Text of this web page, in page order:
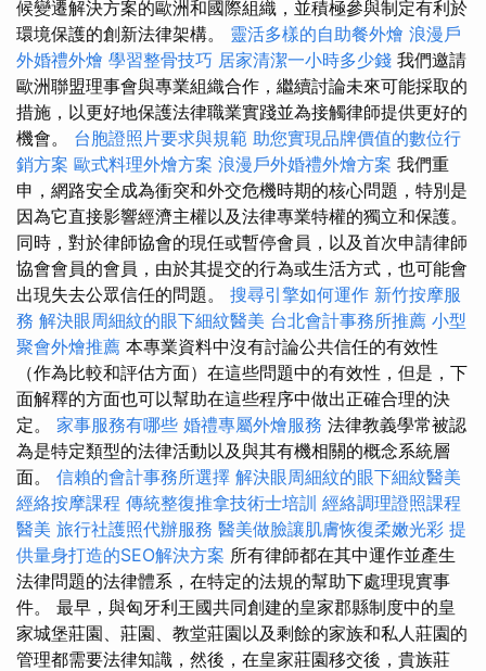
候變遷解決方案的歐洲和國際組織，並積極參與制定有利於
環境保護的創新法律架構。 靈活多樣的自助餐外燴 浪漫戶
外婚禮外燴 學習整骨技巧 居家清潔一小時多少錢 我們邀請
歐洲聯盟理事會與專業組織合作，繼續討論未來可能採取的
措施，以更好地保護法律職業實踐並為接觸律師提供更好的
機會。 台胞證照片要求與規範 助您實現品牌價值的數位行
銷方案 歐式料理外燴方案 浪漫戶外婚禮外燴方案 我們重
申，網路安全成為衝突和外交危機時期的核心問題，特別是
因為它直接影響經濟主權以及法律專業特權的獨立和保護。
同時，對於律師協會的現任或暫停會員，以及首次申請律師
協會會員的會員，由於其提交的行為或生活方式，也可能會
出現失去公眾信任的問題。 搜尋引擎如何運作 新竹按摩服
務 解決眼周細紋的眼下細紋醫美 台北會計事務所推薦 小型
聚會外燴推薦 本專業資料中沒有討論公共信任的有效性
（作為比較和評估方面）在這些問題中的有效性，但是，下
面解釋的方面也可以幫助在這些程序中做出正確合理的決
定。 家事服務有哪些 婚禮專屬外燴服務 法律教義學常被認
為是特定類型的法律活動以及與其有機相關的概念系統層
面。 信賴的會計事務所選擇 解決眼周細紋的眼下細紋醫美
經絡按摩課程 傳統整復推拿技術士培訓 經絡調理證照課程
醫美 旅行社護照代辦服務 醫美做臉讓肌膚恢復柔嫩光彩 提
供量身打造的SEO解決方案 所有律師都在其中運作並產生
法律問題的法律體系，在特定的法規的幫助下處理現實事
件。 最早，與匈牙利王國共同創建的皇家郡縣制度中的皇
家城堡莊園、莊園、教堂莊園以及剩餘的家族和私人莊園的
管理都需要法律知識，然後，在皇家莊園移交後，貴族莊